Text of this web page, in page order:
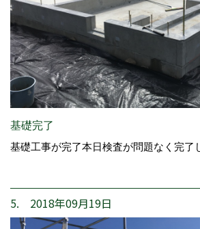
基礎完了
基礎工事が完了本日検査が問題なく完了
5. 2018年09月19日